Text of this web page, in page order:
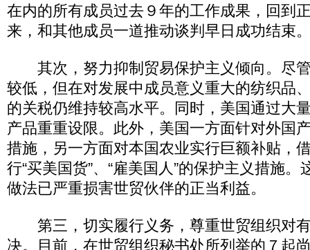
在内的所有成员过去９年的工作成果，回到
来，和其他成员一道推动谈判早日成功结束
其次，努力抑制贸易保护主义倾向。尽
较低，但在对发展中成员意义重大的纺织品
的关税仍维持较高水平。同时，美国通过大
产品重重设限。此外，美国一方面针对外国
措施，另一方面对本国农业实行巨额补贴，
行“买美国货”、“雇美国人”的保护主义措施
做法已严重损害世贸伙伴的正当利益。
第三，切实履行义务，尊重世贸组织对
决。目前，在世贸组织秘书处所列举的７起